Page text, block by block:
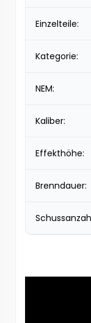
Einzelteile:
Kategorie:
NEM:
Kaliber:
Effekthöhe:
Brenndauer: